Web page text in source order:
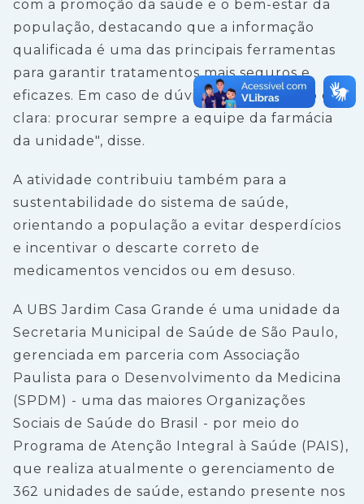
com a promoção da saúde e o bem-estar da
população, destacando que a informação
qualificada é uma das principais ferramentas
para garantir tratamentos mais seguros e
eficazes. Em caso de dúvidas, a orientação é
clara: procurar sempre a equipe da farmácia
da unidade", disse.
A atividade contribuiu também para a
sustentabilidade do sistema de saúde,
orientando a população a evitar desperdícios
e incentivar o descarte correto de
medicamentos vencidos ou em desuso.
A UBS Jardim Casa Grande é uma unidade da
Secretaria Municipal de Saúde de São Paulo,
gerenciada em parceria com Associação
Paulista para o Desenvolvimento da Medicina
(SPDM) - uma das maiores Organizações
Sociais de Saúde do Brasil - por meio do
Programa de Atenção Integral à Saúde (PAIS),
que realiza atualmente o gerenciamento de
362 unidades de saúde, estando presente nos